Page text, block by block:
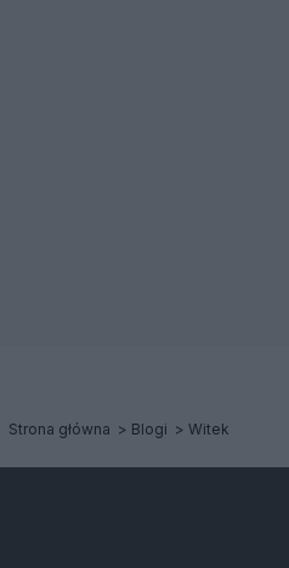
Strona główna Blogi Witek